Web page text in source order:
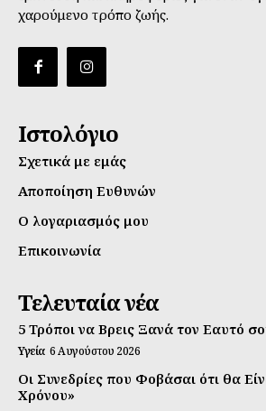
χαρούμενο τρόπο ζωής.
Ιστολόγιο
Σχετικά με εμάς
Αποποίηση Ευθυνών
Ο λογαριασμός μου
Επικοινωνία
Τελευταία νέα
5 Τρόποι να Βρεις Ξανά τον Εαυτό
Υγεία 6 Αυγούστου 2026
Οι Συνεδρίες που Φοβάσαι ότι θα
Χρόνου»